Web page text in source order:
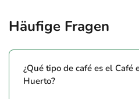
Häufige Fragen
¿Qué tipo de café es el Café
Huerto?